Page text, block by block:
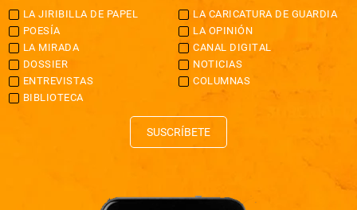
LA JIRIBILLA DE PAPEL
LA CARICATURA DE GUARDIA
POESÍA
LA OPINIÓN
LA MIRADA
CANAL DIGITAL
DOSSIER
NOTICIAS
ENTREVISTAS
COLUMNAS
BIBLIOTECA
SUSCRÍBETE